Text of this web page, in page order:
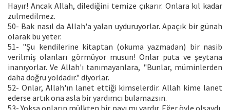
Hayır! Ancak Allah, dilediğini temize çıkarır. Onlara kıl kadar
zulmedilmez.
50- Bak nasıl da Allah'a yalan uyduruyorlar. Apaçık bir günah
olarak bu yeter.
51- "Şu kendilerine kitaptan (okuma yazmadan) bir nasib
verilmiş olanları görmüyor musun! Onlar puta ve şeytana
inanıyorlar. Ve Allah'ı tanımayanlara, "Bunlar, müminlerden
daha doğru yoldadır." diyorlar.
52- Onlar, Allah'ın lanet ettiği kimselerdir. Allah kime lanet
ederse artık ona asla bir yardımcı bulamazsın.